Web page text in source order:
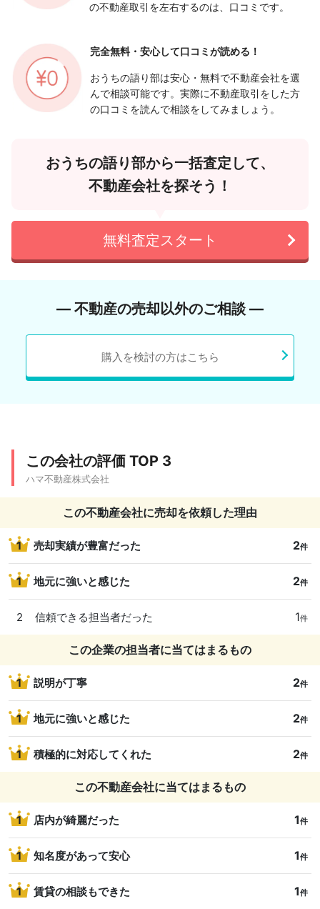
の不動産取引を左右するのは、口コミです。
完全無料・安心して口コミが読める！
おうちの語り部は安心・無料で不動産会社を選
んで相談可能です。実際に不動産取引をした方
の口コミを読んで相談をしてみましょう。
おうちの語り部から一括査定して、
不動産会社を探そう！
無料査定スタート
― 不動産の売却以外のご相談 ―
購入を検討の方はこちら
この会社の評価 TOP 3
ハマ不動産株式会社
この不動産会社に売却を依頼した理由
1 売却実績が豊富だった 2件
1 地元に強いと感じた 2件
2 信頼できる担当者だった 1件
この企業の担当者に当てはまるもの
1 説明が丁寧 2件
1 地元に強いと感じた 2件
1 積極的に対応してくれた 2件
この不動産会社に当てはまるもの
1 店内が綺麗だった 1件
1 知名度があって安心 1件
1 賃貸の相談もできた 1件